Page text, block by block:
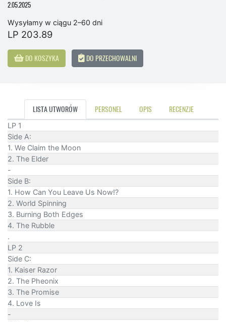
2.05.2025
Wysyłamy w ciągu 2–60 dni
LP 203.89
DO KOSZYKA DO PRZECHOWALNI
LISTA UTWORÓW PERSONEL OPIS RECENZJE
LP 1
Side A:
1. We Claim the Moon
2. The Elder
-
Side B:
1. How Can You Leave Us Now!?
2. World Spinning
3. Burning Both Edges
4. The Rubble
.
LP 2
Side C:
1. Kaiser Razor
2. The Pheonix
3. The Promise
4. Love Is
-